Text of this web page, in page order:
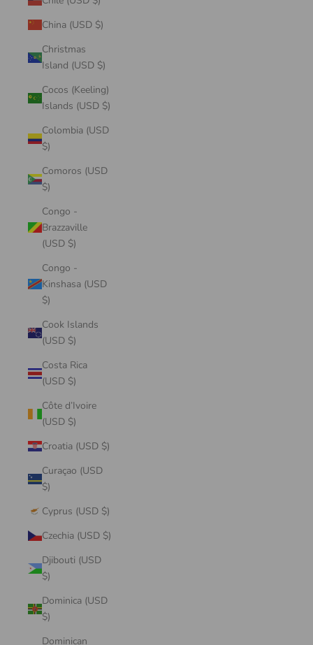
China (USD $)
Christmas
Island (USD $)
Cocos (Keeling)
Islands (USD $)
Colombia (USD
$)
Comoros (USD
$)
Congo -
Brazzaville
(USD $)
Congo -
Kinshasa (USD
$)
Cook Islands
(USD $)
Costa Rica
(USD $)
Côte d’Ivoire
(USD $)
Croatia (USD $)
Curaçao (USD
$)
Cyprus (USD $)
Czechia (USD $)
Djibouti (USD
$)
Dominica (USD
$)
Dominican